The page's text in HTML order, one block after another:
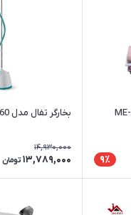
بخارگر ایستاده مباشی مدل ME-
9٪
بخارگر تفال مدل IT2460
14,930,000
13,789,000 تومان